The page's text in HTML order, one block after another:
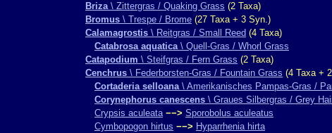
Briza\ Zittergras / Quaking Grass (2 Taxa)
Bromus \ Trespe / Brome (27 Taxa + 3 Syn.)
Calamagrostis \ Reitgras / Small Reed (4 Taxa)
Catabrosa aquatica\ Quell-Gras / Whorl Grass
Catapodium \ Steifgras / Fern Grass (2 Taxa)
Cenchrus \ Federborsten-Gras / Fountain Grass (4 Taxa +
Cortaderia selloana\ Amerikanisches Pampas-Gras /
Corynephorus canescens \ Graues Silbergras / Grey
Crypsis aculeata −−> Sporobolus aculeatus
Cymbopogon hirtus −−> Hyparrhenia hirta